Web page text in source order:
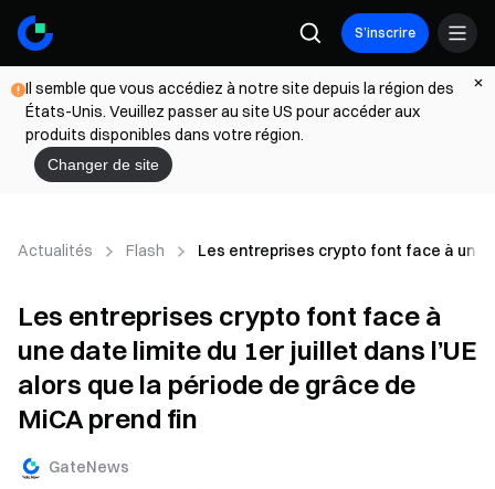
S’inscrire
Il semble que vous accédiez à notre site depuis la région des
États-Unis. Veuillez passer au site US pour accéder aux
produits disponibles dans votre région.
Changer de site
Actualités Flash Les entreprises crypto font face à une
Les entreprises crypto font face à
une date limite du 1er juillet dans l’UE
alors que la période de grâce de
MiCA prend fin
GateNews